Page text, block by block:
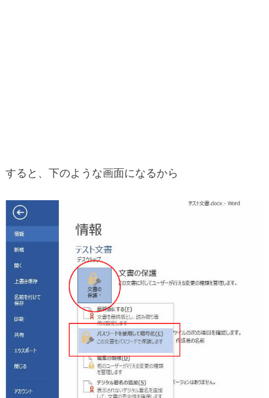
すると、下のような画面になるから